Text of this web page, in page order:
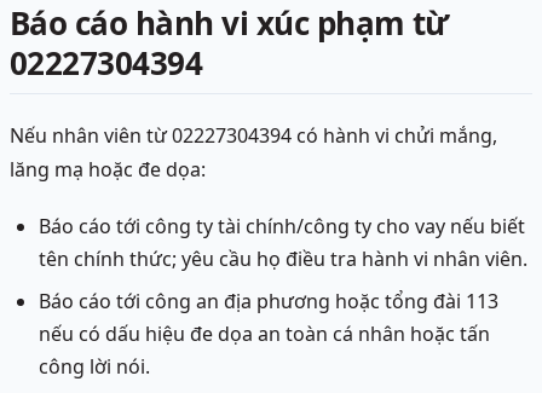
Báo cáo hành vi xúc phạm từ
02227304394
Nếu nhân viên từ 02227304394 có hành vi chửi mắng,
lăng mạ hoặc đe dọa:
Báo cáo tới công ty tài chính/công ty cho vay nếu biết
tên chính thức; yêu cầu họ điều tra hành vi nhân viên.
Báo cáo tới công an địa phương hoặc tổng đài 113
nếu có dấu hiệu đe dọa an toàn cá nhân hoặc tấn
công lời nói.